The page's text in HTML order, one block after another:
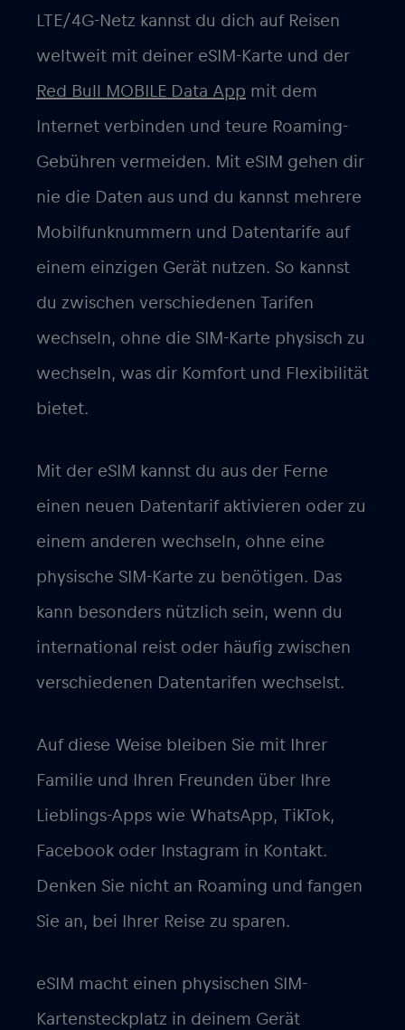
LTE/4G-Netz kannst du dich auf Reisen
weltweit mit deiner eSIM-Karte und der
Red Bull MOBILE Data App mit dem
Internet verbinden und teure Roaming-
Gebühren vermeiden. Mit eSIM gehen dir
nie die Daten aus und du kannst mehrere
Mobilfunknummern und Datentarife auf
einem einzigen Gerät nutzen. So kannst
du zwischen verschiedenen Tarifen
wechseln, ohne die SIM-Karte physisch zu
wechseln, was dir Komfort und Flexibilität
bietet.
Mit der eSIM kannst du aus der Ferne
einen neuen Datentarif aktivieren oder zu
einem anderen wechseln, ohne eine
physische SIM-Karte zu benötigen. Das
kann besonders nützlich sein, wenn du
international reist oder häufig zwischen
verschiedenen Datentarifen wechselst.
Auf diese Weise bleiben Sie mit Ihrer
Familie und Ihren Freunden über Ihre
Lieblings-Apps wie WhatsApp, TikTok,
Facebook oder Instagram in Kontakt.
Denken Sie nicht an Roaming und fangen
Sie an, bei Ihrer Reise zu sparen.
eSIM macht einen physischen SIM-
Kartensteckplatz in deinem Gerät